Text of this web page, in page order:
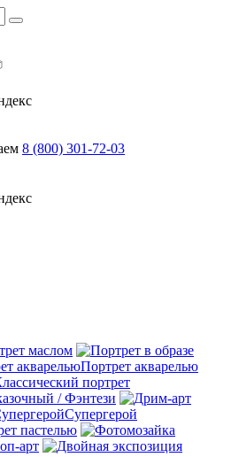
8 (800) 301-72-03
маслом
Портрет акварелью
портрет
/ Фэнтези
Супергерой
пастелью
арт